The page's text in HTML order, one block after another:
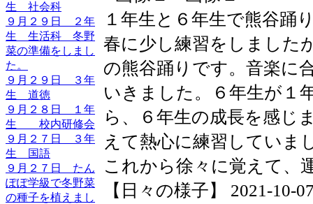
生 社会科
９月２９日 ２年
生 生活科 冬野
菜の準備をしまし
た。
９月２９日 ３年
生 道徳
９月２８日 １年
生 校内研修会
９月２７日 ３年
生 国語
９月２７日 たん
ぽぽ学級で冬野菜
の種子を植えまし
１年生と６年生で熊谷踊
春に少し練習をしました
の熊谷踊りです。音楽に
いきました。６年生が１
ら、６年生の成長を感じ
えて熱心に練習していま
これから徐々に覚えて、
【日々の様子】 2021-10-